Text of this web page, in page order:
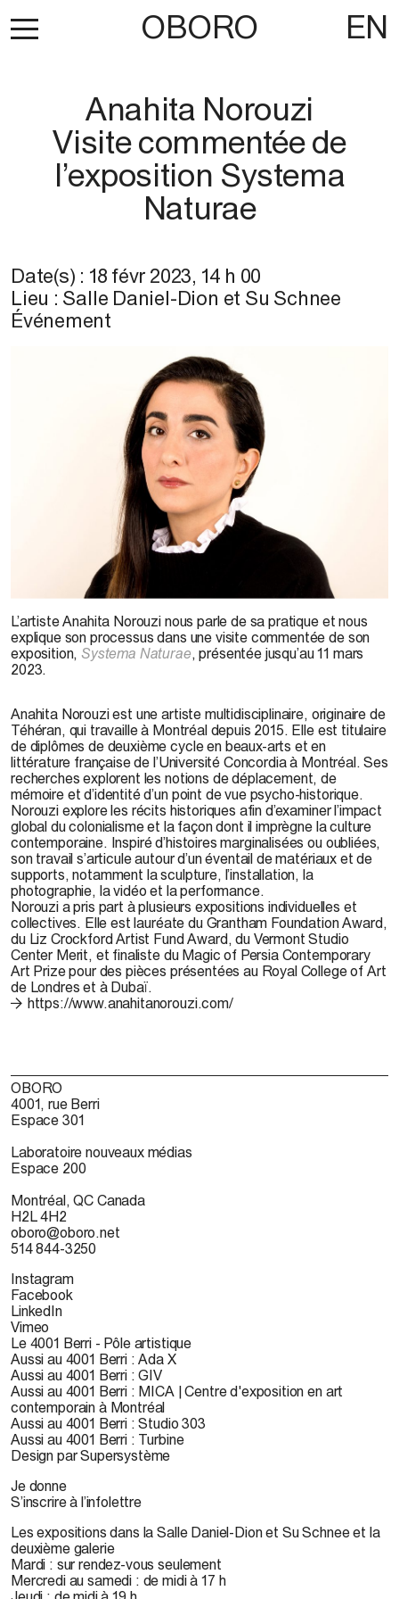
OBORO EN
Anahita Norouzi
Visite commentée de
l’exposition Systema
Naturae
Date(s) : 18 févr 2023, 14 h 00
Lieu : Salle Daniel-Dion et Su Schnee
Événement
L’artiste Anahita Norouzi nous parle de sa pratique et nous
explique son processus dans une visite commentée de son
exposition,Systema Naturae, présentée jusqu’au 11 mars
2023.
Anahita Norouzi est une artiste multidisciplinaire, originaire de
Téhéran, qui travaille à Montréal depuis 2015. Elle est titulaire
de diplômes de deuxième cycle en beaux-arts et en
littérature française de l’Université Concordia à Montréal. Ses
recherches explorent les notions de déplacement, de
mémoire et d’identité d’un point de vue psycho-historique.
Norouzi explore les récits historiques afin d’examiner l’impact
global du colonialisme et la façon dont il imprègne la culture
contemporaine. Inspiré d’histoires marginalisées ou oubliées,
son travail s’articule autour d’un éventail de matériaux et de
supports, notamment la sculpture, l’installation, la
photographie, la vidéo et la performance.
Norouzi a pris part à plusieurs expositions individuelles et
collectives. Elle est lauréate du Grantham Foundation Award,
du Liz Crockford Artist Fund Award, du Vermont Studio
Center Merit, et finaliste du Magic of Persia Contemporary
Art Prize pour des pièces présentées au Royal College of Art
de Londres et à Dubaï.
https://www.anahitanorouzi.com/
OBORO
4001, rue Berri
Espace 301
Laboratoire nouveaux médias
Espace 200
Montréal, QC Canada
H2L 4H2
oboro@oboro.net
514 844-3250
Instagram
Facebook
LinkedIn
Vimeo
Le 4001 Berri - Pôle artistique
Aussi au 4001 Berri : Ada X
Aussi au 4001 Berri : GIV
Aussi au 4001 Berri : MICA | Centre d'exposition en art
contemporain à Montréal
Aussi au 4001 Berri : Studio 303
Aussi au 4001 Berri : Turbine
Design par Supersystème
Je donne
S’inscrire à l’infolettre
Les expositions dans la Salle Daniel-Dion et Su Schnee et la
deuxième galerie
Mardi : sur rendez-vous seulement
Mercredi au samedi : de midi à 17 h